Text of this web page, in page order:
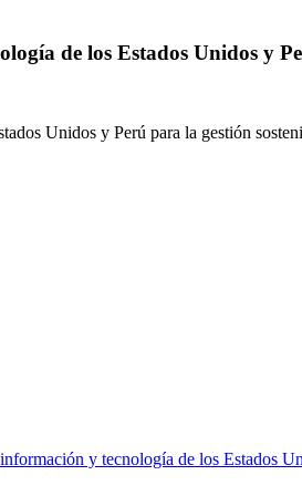
de los Estados Unidos y
Unidos y Perú para la gestión
y tecnología de los Estados